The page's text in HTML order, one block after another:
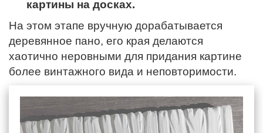
картины на досках.
На этом этапе вручную дорабатывается
деревянное пано, его края делаются
хаотично неровными для придания картине
более винтажного вида и неповторимости.